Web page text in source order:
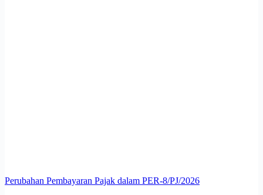
Perubahan Pembayaran Pajak dalam PER-8/PJ/2026